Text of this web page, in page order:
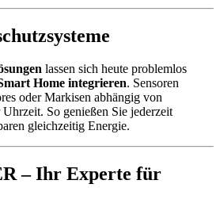
lassen sich heute problemlos
Home integrieren. Sensoren
oder Markisen abhängig von
So genießen Sie jederzeit
gleichzeitig Energie.
– Ihr Experte für